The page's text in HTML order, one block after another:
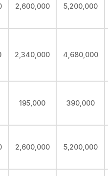
2,600,000 5,200,000
2,340,000 4,680,000
195,000 390,000
2,600,000 5,200,000